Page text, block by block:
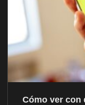
Cómo ver con